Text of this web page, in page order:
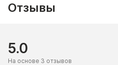
Отзывы
5.0
На основе 3 отзывов